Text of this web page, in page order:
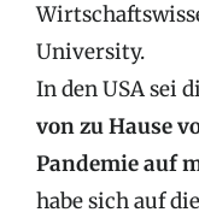
University.
In den USA sei
von zu Hause
Pandemie auf
habe sich auf